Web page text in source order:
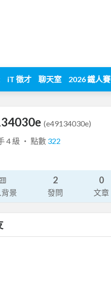
iT 徵才 聊天室 2026 鐵人賽
(e49134030e)
4 級 ‧ 點數 322
景
2
發問
0
文章